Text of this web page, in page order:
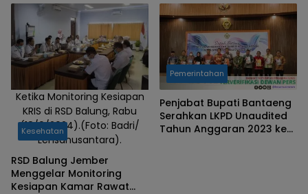
Ketika Monitoring Kesiapan
KRIS di RSD Balung, Rabu
(18/9/2024).(Foto: Badri/
Lensanusantara).
Kesehatan
RSD Balung Jember
Menggelar Monitoring
Kesiapan Kamar Rawat
Pemerintahan
Penjabat Bupati Bantaeng
Serahkan LKPD Unaudited
Tahun Anggaran 2023 ke